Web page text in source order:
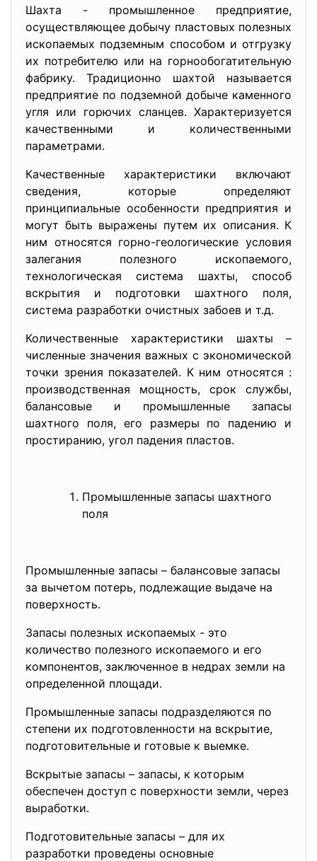
Шахта - промышленное предприятие,
осуществляющее добычу пластовых полезных
ископаемых подземным способом и отгрузку
их потребителю или на горнообогатительную
фабрику. Традиционно шахтой называется
предприятие по подземной добыче каменного
угля или горючих сланцев. Характеризуется
качественными и количественными
параметрами.
Качественные характеристики включают
сведения, которые определяют
принципиальные особенности предприятия и
могут быть выражены путем их описания. К
ним относятся горно-геологические условия
залегания полезного ископаемого,
технологическая система шахты, способ
вскрытия и подготовки шахтного поля,
система разработки очистных забоев и т.д.
Количественные характеристики шахты –
численные значения важных с экономической
точки зрения показателей. К ним относятся :
производственная мощность, срок службы,
балансовые и промышленные запасы
шахтного поля, его размеры по падению и
простиранию, угол падения пластов.
Промышленные запасы шахтного
поля
Промышленные запасы – балансовые запасы
за вычетом потерь, подлежащие выдаче на
поверхность.
Запасы полезных ископаемых - это
количество полезного ископаемого и его
компонентов, заключенное в недрах земли на
определенной площади.
Промышленные запасы подразделяются по
степени их подготовленности на вскрытие,
подготовительные и готовые к выемке.
Вскрытые запасы – запасы, к которым
обеспечен доступ с поверхности земли, через
выработки.
Подготовительные запасы – для их
разработки проведены основные